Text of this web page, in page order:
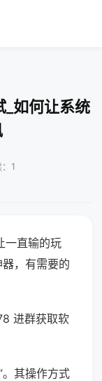
如何让系统
1
一直输的玩
，有需要的
进群获取软
。其操作方式